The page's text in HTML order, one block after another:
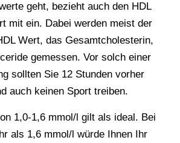
geht, bezieht auch den HDL
mit ein. Dabei werden meist der
Wert, das Gesamtcholesterin,
gemessen. Vor solch einer
sollten Sie 12 Stunden vorher
auch keinen Sport treiben.
1,0-1,6 mmol/l gilt als ideal. Bei
als 1,6 mmol/l würde Ihnen Ihr